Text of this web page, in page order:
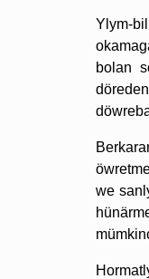
Ylym-
bolan
we